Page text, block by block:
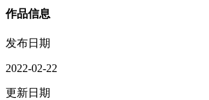
作品信息
发布日期
2022-02-22
更新日期